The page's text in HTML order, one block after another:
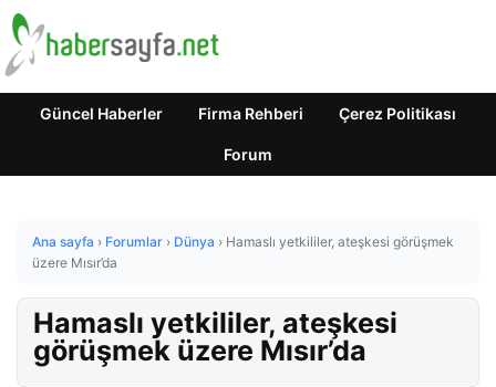
Güncel Haberler Firma Rehberi Çerez Politikası
Forum
Ana sayfa › Forumlar › Dünya › Hamaslı yetkililer, ateşkesi görüşmek
üzere Mısır’da
Hamaslı yetkililer, ateşkesi
görüşmek üzere Mısır’da